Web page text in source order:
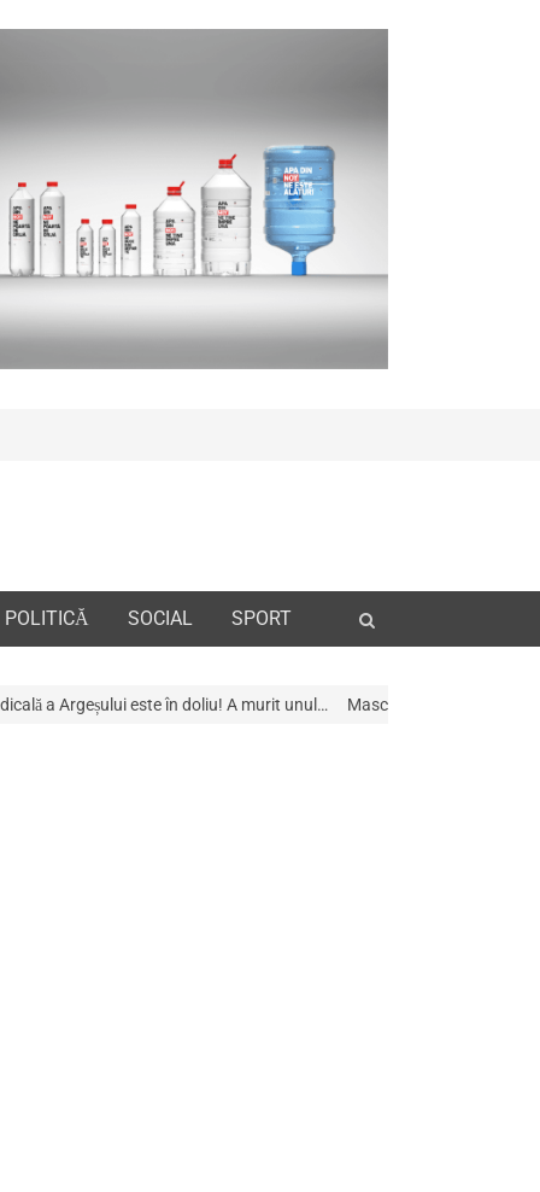
POLITICĂ SOCIAL SPORT
search
A murit unul… Mascații au descins la Galeria de Artã din Pitești –…